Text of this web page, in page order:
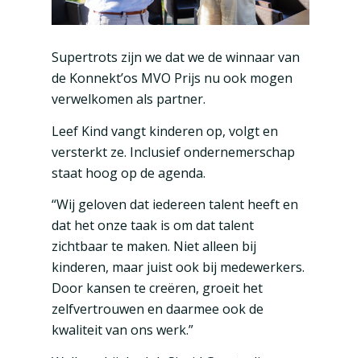
Supertrots zijn we dat we de winnaar van
de Konnekt’os MVO Prijs nu ook mogen
verwelkomen als partner.
Leef Kind vangt kinderen op, volgt en
versterkt ze. Inclusief ondernemerschap
staat hoog op de agenda.
“Wij geloven dat iedereen talent heeft en
dat het onze taak is om dat talent
zichtbaar te maken. Niet alleen bij
kinderen, maar juist ook bij medewerkers.
Door kansen te creëren, groeit het
zelfvertrouwen en daarmee ook de
kwaliteit van ons werk.”